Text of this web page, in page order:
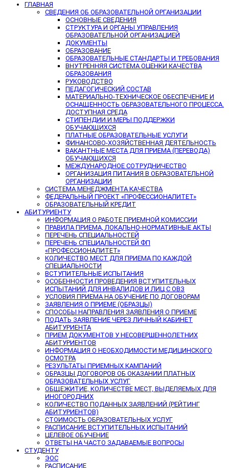
ГЛАВНАЯ
СВЕДЕНИЯ ОБ ОБРАЗОВАТЕЛЬНОЙ ОРГАНИЗАЦИИ
ОСНОВНЫЕ СВЕДЕНИЯ
СТРУКТУРА И ОРГАНЫ УПРАВЛЕНИЯ
ОБРАЗОВАТЕЛЬНОЙ ОРГАНИЗАЦИЕЙ
ДОКУМЕНТЫ
ОБРАЗОВАНИЕ
ОБРАЗОВАТЕЛЬНЫЕ СТАНДАРТЫ И ТРЕБОВАНИЯ
ВНУТРЕННЯЯ СИСТЕМА ОЦЕНКИ КАЧЕСТВА
ОБРАЗОВАНИЯ
РУКОВОДСТВО
ПЕДАГОГИЧЕСКИЙ СОСТАВ
МАТЕРИАЛЬНО-ТЕХНИЧЕСКОЕ ОБЕСПЕЧЕНИЕ И
ОСНАЩЕННОСТЬ ОБРАЗОВАТЕЛЬНОГО ПРОЦЕССА.
ДОСТУПНАЯ СРЕДА
СТИПЕНДИИ И МЕРЫ ПОДДЕРЖКИ
ОБУЧАЮЩИХСЯ
ПЛАТНЫЕ ОБРАЗОВАТЕЛЬНЫЕ УСЛУГИ
ФИНАНСОВО-ХОЗЯЙСТВЕННАЯ ДЕЯТЕЛЬНОСТЬ
ВАКАНТНЫЕ МЕСТА ДЛЯ ПРИЕМА (ПЕРЕВОДА)
ОБУЧАЮЩИХСЯ
МЕЖДУНАРОДНОЕ СОТРУДНИЧЕСТВО
ОРГАНИЗАЦИЯ ПИТАНИЯ В ОБРАЗОВАТЕЛЬНОЙ
ОРГАНИЗАЦИИ
СИСТЕМА МЕНЕДЖМЕНТА КАЧЕСТВА
ФЕДЕРАЛЬНЫЙ ПРОЕКТ «ПРОФЕССИОНАЛИТЕТ»
ОБРАЗОВАТЕЛЬНЫЙ КРЕДИТ
АБИТУРИЕНТУ
ИНФОРМАЦИЯ О РАБОТЕ ПРИЕМНОЙ КОМИССИИ
ПРАВИЛА ПРИЕМА, ЛОКАЛЬНО-НОРМАТИВНЫЕ АКТЫ
ПЕРЕЧЕНЬ СПЕЦИАЛЬНОСТЕЙ
ПЕРЕЧЕНЬ СПЕЦИАЛЬНОСТЕЙ ФП
«ПРОФЕССИОНАЛИТЕТ»
КОЛИЧЕСТВО МЕСТ ДЛЯ ПРИЕМА ПО КАЖДОЙ
СПЕЦИАЛЬНОСТИ
ВСТУПИТЕЛЬНЫЕ ИСПЫТАНИЯ
ОСОБЕННОСТИ ПРОВЕДЕНИЯ ВСТУПИТЕЛЬНЫХ
ИСПЫТАНИЙ ДЛЯ ИНВАЛИДОВ И ЛИЦ С ОВЗ
УСЛОВИЯ ПРИЕМА НА ОБУЧЕНИЕ ПО ДОГОВОРАМ
ЗАЯВЛЕНИЯ О ПРИЕМЕ (ОБРАЗЦЫ)
СПОСОБЫ НАПРАВЛЕНИЯ ЗАЯВЛЕНИЯ О ПРИЕМЕ
ПОДАТЬ ЗАЯВЛЕНИЕ ЧЕРЕЗ ЛИЧНЫЙ КАБИНЕТ
АБИТУРИЕНТА
ПРИЕМ ДОКУМЕНТОВ У НЕСОВЕРШЕННОЛЕТНИХ
АБИТУРИЕНТОВ
ИНФОРМАЦИЯ О НЕОБХОДИМОСТИ МЕДИЦИНСКОГО
ОСМОТРА
РЕЗУЛЬТАТЫ ПРИЕМНЫХ КАМПАНИЙ
ОБРАЗЦЫ ДОГОВОРОВ ОБ ОКАЗАНИИ ПЛАТНЫХ
ОБРАЗОВАТЕЛЬНЫХ УСЛУГ
ОБЩЕЖИТИЕ, КОЛИЧЕСТВЕ МЕСТ, ВЫДЕЛЯЕМЫХ ДЛЯ
ИНОГОРОДНИХ
КОЛИЧЕСТВО ПОДАННЫХ ЗАЯВЛЕНИЙ (РЕЙТИНГ
АБИТУРИЕНТОВ)
СТОИМОСТЬ ОБРАЗОВАТЕЛЬНЫХ УСЛУГ
РАСПИСАНИЕ ВСТУПИТЕЛЬНЫХ ИСПЫТАНИЙ
ЦЕЛЕВОЕ ОБУЧЕНИЕ
ОТВЕТЫ НА ЧАСТО ЗАДАВАЕМЫЕ ВОПРОСЫ
СТУДЕНТУ
ЭОС
РАСПИСАНИЕ